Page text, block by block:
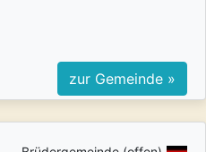
zur Gemeinde »